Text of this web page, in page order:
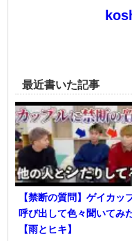
最近書いた記事
【禁断の質問】ゲイカッ
呼び出して色々聞いてみ
【雨とヒキ】